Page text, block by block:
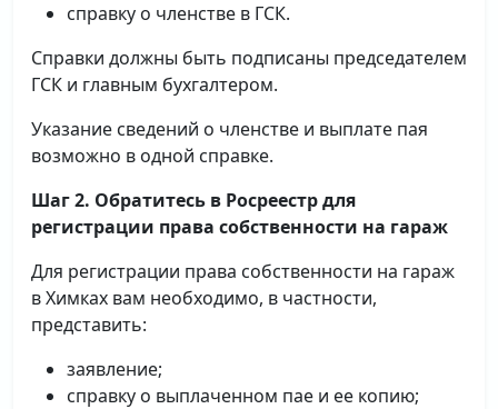
справку о членстве в ГСК.
Справки должны быть подписаны председателем
ГСК и главным бухгалтером.
Указание сведений о членстве и выплате пая
возможно в одной справке.
Шаг 2. Обратитесь в Росреестр для
регистрации права собственности на гараж
Для регистрации права собственности на гараж
в Химках вам необходимо, в частности,
представить:
заявление;
справку о выплаченном пае и ее копию;